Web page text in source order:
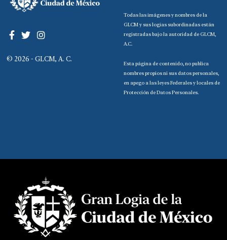
© 2026 - GLCM, A. C.
Todas las imágenes y nombres de la
GLCM y sus logias subordinadas están
registradas bajo la autoridad de GLCM,
A.C.
Esta página de contenido, no publica
nombres propios ni sus datos personales,
en apego a las leyes Federales y locales de
Protección de Datos Personales.